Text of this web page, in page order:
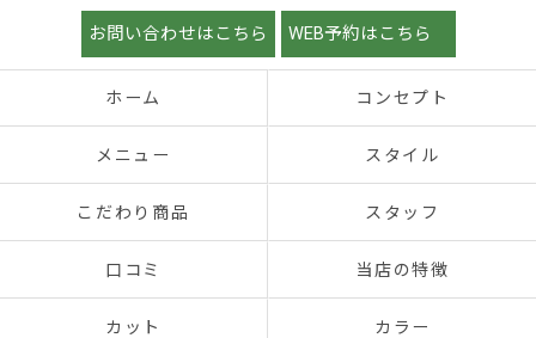
お問い合わせはこちら WEB予約はこちら
ホーム コンセプト
メニュー スタイル
こだわり商品 スタッフ
口コミ 当店の特徴
カット カラー